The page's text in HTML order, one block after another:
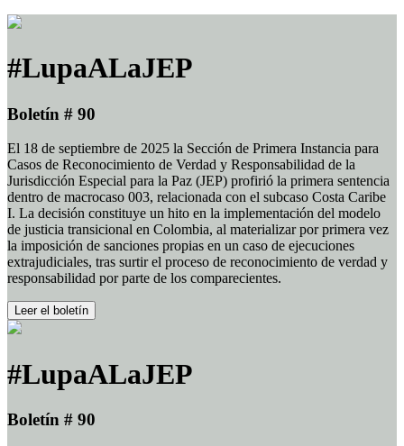
#LupaALaJEP
Boletín # 90
El 18 de septiembre de 2025 la Sección de Primera Instancia para
Casos de Reconocimiento de Verdad y Responsabilidad de la
Jurisdicción Especial para la Paz (JEP) profirió la primera sentencia
dentro de macrocaso 003, relacionada con el subcaso Costa Caribe
I. La decisión constituye un hito en la implementación del modelo
de justicia transicional en Colombia, al materializar por primera vez
la imposición de sanciones propias en un caso de ejecuciones
extrajudiciales, tras surtir el proceso de reconocimiento de verdad y
responsabilidad por parte de los comparecientes.
Leer el boletín
#LupaALaJEP
Boletín # 90